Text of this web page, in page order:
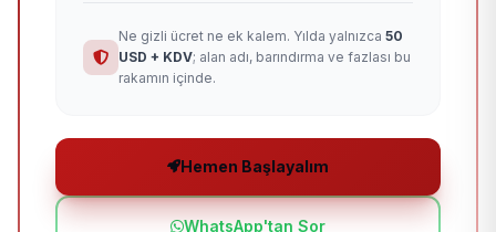
Ne gizli ücret ne ek kalem. Yılda yalnızca 50
USD + KDV; alan adı, barındırma ve fazlası bu
rakamın içinde.
Hemen Başlayalım
WhatsApp'tan Sor